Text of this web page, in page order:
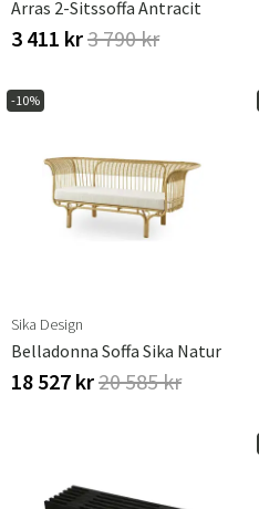
Arras 2-Sitssoffa Antracit
3 411 kr3 790 kr
-10%
Sika Design
Belladonna Soffa Sika Natur
18 527 kr20 585 kr